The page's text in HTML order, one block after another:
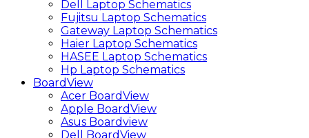
Dell Laptop Schematics
Fujitsu Laptop Schematics
Gateway Laptop Schematics
Haier Laptop Schematics
HASEE Laptop Schematics
Hp Laptop Schematics
BoardView
Acer BoardView
Apple BoardView
Asus Boardview
Dell BoardView